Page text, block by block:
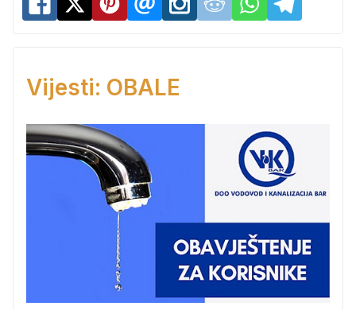
Vijesti: OBALE